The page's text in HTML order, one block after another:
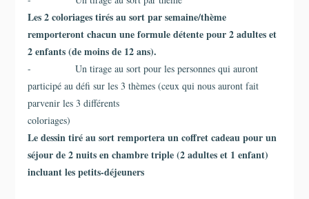
Les 2 coloriages tirés au sort par semaine/thème
remporteront chacun une formule détente pour 2 adultes et
2 enfants (de moins de 12 ans).
- Un tirage au sort pour les personnes qui auront
participé au défi sur les 3 thèmes (ceux qui nous auront fait
parvenir les 3 différents
coloriages)
Le dessin tiré au sort remportera un coffret cadeau pour un
séjour de 2 nuits en chambre triple (2 adultes et 1 enfant)
incluant les petits-déjeuners